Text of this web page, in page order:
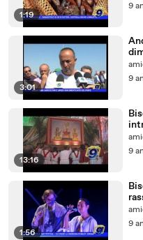
1:19
9
3:01
9
13:16
9
1:56
9